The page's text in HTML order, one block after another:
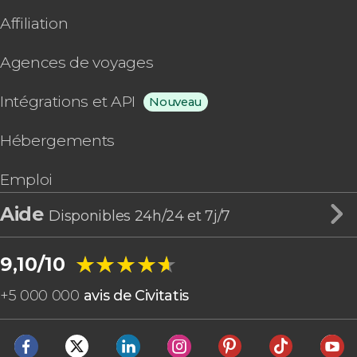
Affiliation
Agences de voyages
Intégrations et API Nouveau
Hébergements
Emploi
Aide Disponibles 24h/24 et 7j/7
9,10/10 ★★★★★
★★★★★
+5 000 000 avis de Civitatis